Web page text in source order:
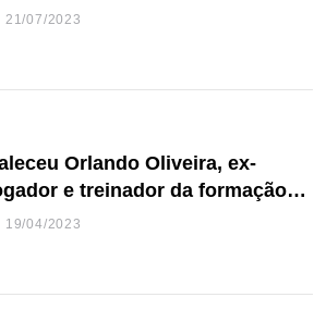
Freguesia S. João de Ver
21/07/2023
Orlando Oliveira, ex-
e treinador da formação
andebol do Feirense
19/04/2023